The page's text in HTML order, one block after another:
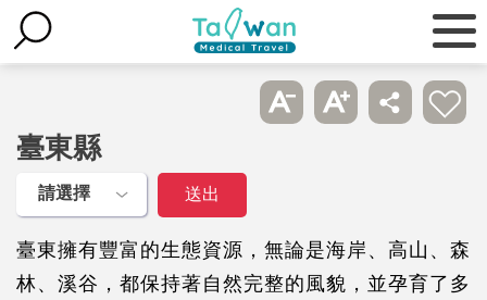
臺東縣
臺東擁有豐富的生態資源，無論是海岸、高山、森
林、溪谷，都保持著自然完整的風貌，並孕育了多